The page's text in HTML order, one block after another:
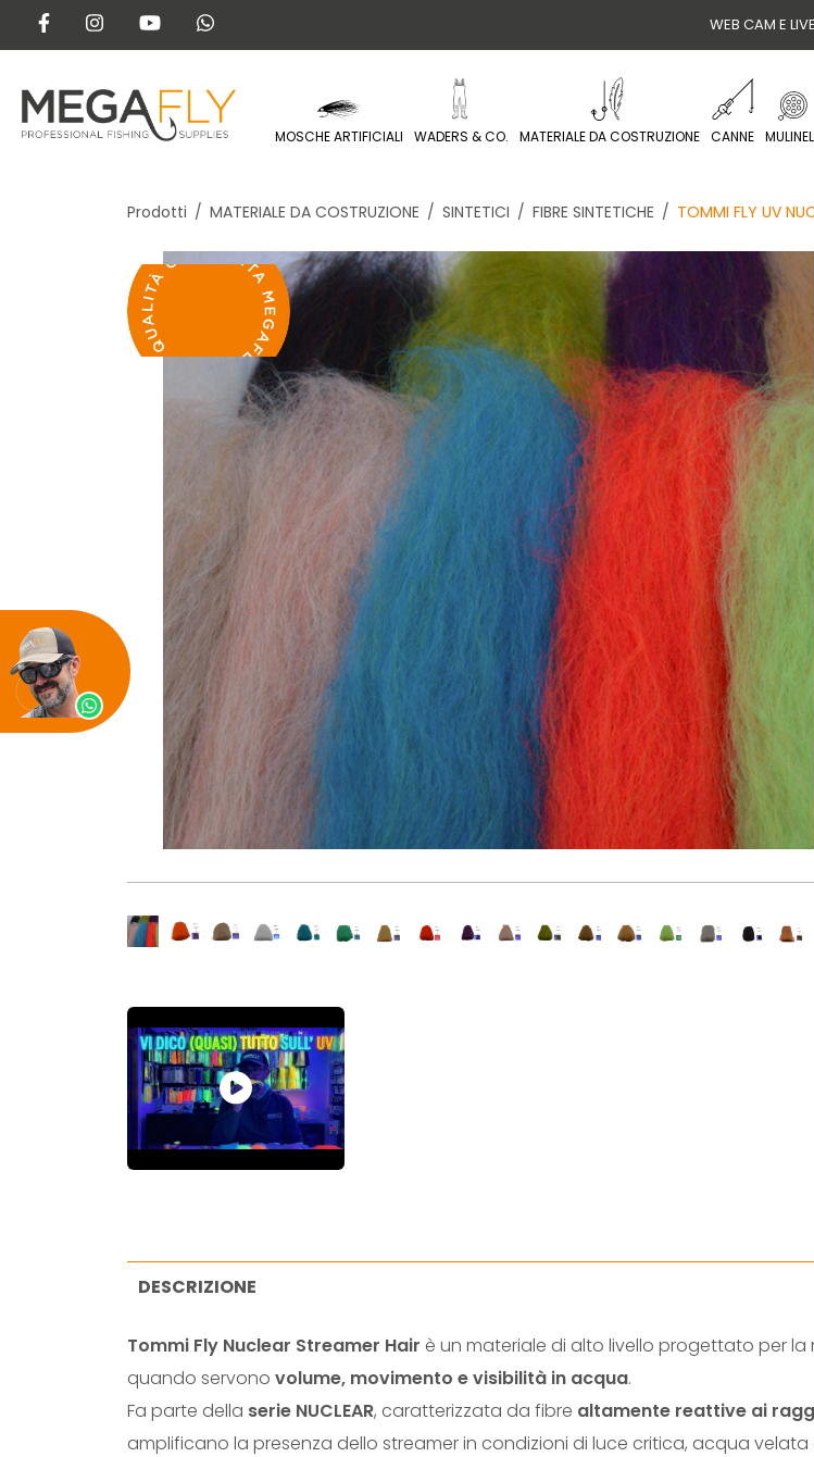
WEB CAM E
MOSCHE ARTIFICIALI WADERS & CO. MATERIALE DA COSTRUZIONE CANNE
Prodotti MATERIALE DA COSTRUZIONE SINTETICI FIBRE SINTETICHE TOMMI FLY UV
DESCRIZIONE
Tommi Fly Nuclear Streamer Hair è un materiale di alto livello progettato per la
quando servono volume, movimento e visibilità in acqua.
Fa parte della serie NUCLEAR, caratterizzata da fibre altamente reattive ai
amplificano la presenza dello streamer in condizioni di luce critica, acqua